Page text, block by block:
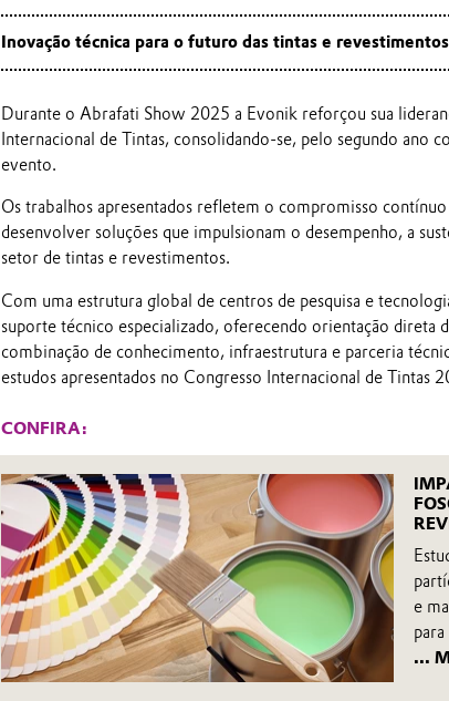
Inovação técnica para o futuro das tintas e revestimentos
Durante o Abrafati Show 2025 a Evonik reforçou sua
Internacional de Tintas, consolidando-se, pelo segundo ano
evento.
Os trabalhos apresentados refletem o compromisso
desenvolver soluções que impulsionam o desempenho, a
setor de tintas e revestimentos.
Com uma estrutura global de centros de pesquisa e
suporte técnico especializado, oferecendo orientação direta
combinação de conhecimento, infraestrutura e parceria
estudos apresentados no Congresso Internacional de Tintas
CONFIRA:
e
...